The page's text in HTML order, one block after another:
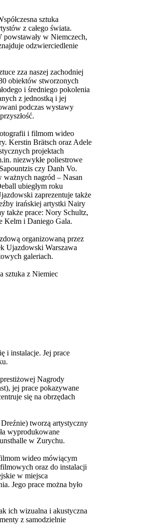
sztuka
z całego świata.
w Niemczech,
odzwierciedlenie
zza naszej zachodniej
obiektów stworzonych
i średniego pokolenia
z jednostką i jej
podczas wystawy
i filmom wideo
Kerstin Brätsch oraz Adele
projektach
niezwykłe poliestrowe
czy Danh Vo.
ważnych nagród – Nasan
ubiegłym roku
zaprezentuje także
irańskiej artystki Nairy
także prace: Nory Schultz,
Kelm i Daniego Gala.
organizowaną przez
Ujazdowski Warszawa
galeriach.
sztuka z Niemiec
i instalacje. Jej prace
Nagrody
jej prace pokazywane
się na obrzędach
tworzą artystyczny
wyprodukowane
w Zurychu.
wideo mówiącym
oraz do instalacji
w miejsca
Jego prace można było
ich wizualna i akustyczna
z samodzielnie